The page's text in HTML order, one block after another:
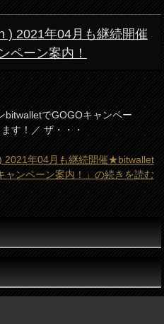
) 2021年04月も継続開催
ペーン案内！
bitwalletでGOGOキャンペー
す！／ ザ・・・
2021年04月も継続開催★bitwallet
ャンペーン案内！」の続きを読む